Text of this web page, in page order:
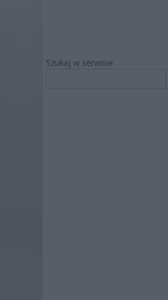
Szukaj w serwisie